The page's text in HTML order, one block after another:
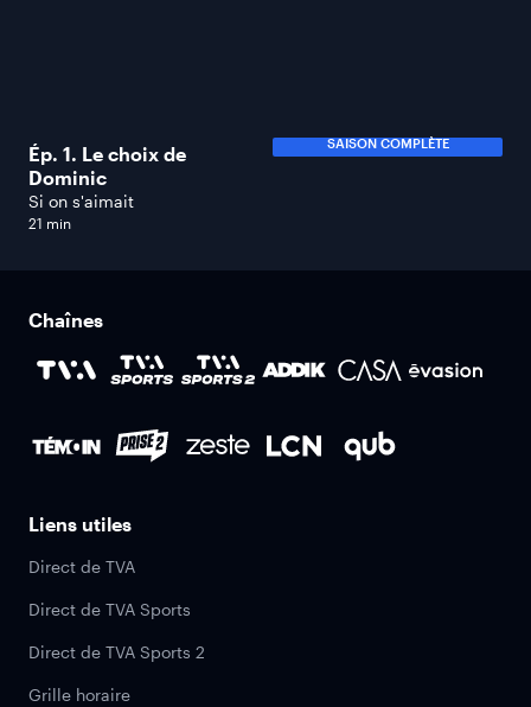
Ép. 1. Le choix de
Dominic
Si on s'aimait
21 min
SAISON COMPLÈTE
Chaînes
Liens utiles
Direct de TVA
Direct de TVA Sports
Direct de TVA Sports 2
Grille horaire